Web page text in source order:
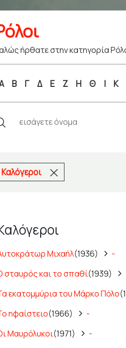
ήρθατε στην κατηγορία
Β Γ Δ Ε Ζ Η Θ Ι Κ
Καλόγεροι
Μιχαήλ(1936)
-
σταυρός και το σπαθί(1939)
εκατομμύρια του Μάρκο Πόλο
ηφαίστειο(1966)
-
Μαυρόλυκοι(1971)
-